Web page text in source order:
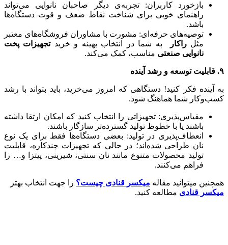
بازخورد کاربران: تجربه‌ی دیگر صاحبان نانوایی می‌تواند
راهنمای خوبی برای شناخت نقاط ضعف و قوت دستگاه‌ها
باشد.
توصیه‌های حرفه‌ای: مشورت با مشاوران فروشگاه‌های معتبر
مثل راکار به شما در انتخاب بهینه و خریدتجهیزات پخت
نانوایی صنعتی مناسب، کمک می‌کند.
۹. قابلیت توسعه و رشد آینده
به آینده فکر کنید! دستگاهی که امروز می‌خرید، باید بتواند با رشد
کسب‌وکار شما هماهنگ شود.
مقیاس‌پذیری: تجهیزاتی را انتخاب کنید که امکان ارتقا داشته
باشند یا با خطوط تولید گسترده‌تر سازگار باشند.
انعطاف‌پذیری در تولید: بعضی دستگاه‌ها فقط برای یک نوع
نان طراحی شده‌اند؛ در حالی که تجهیزات چندکاره، قابلیت
تولید محصولات متنوع مانند نان سنتی، شیرینی، پیتزا و… را
فراهم می‌کنند.
همچنین میتوانید مقاله میکسر قنادی چیست؟ را جهت انتخاب بهتر
میکسر قنادی مطالعه کنید.